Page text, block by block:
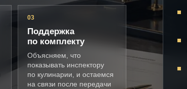
03
Поддержка
по комплекту
Объясняем, что
показывать инспектору
по кулинарии, и остаемся
на связи после передачи